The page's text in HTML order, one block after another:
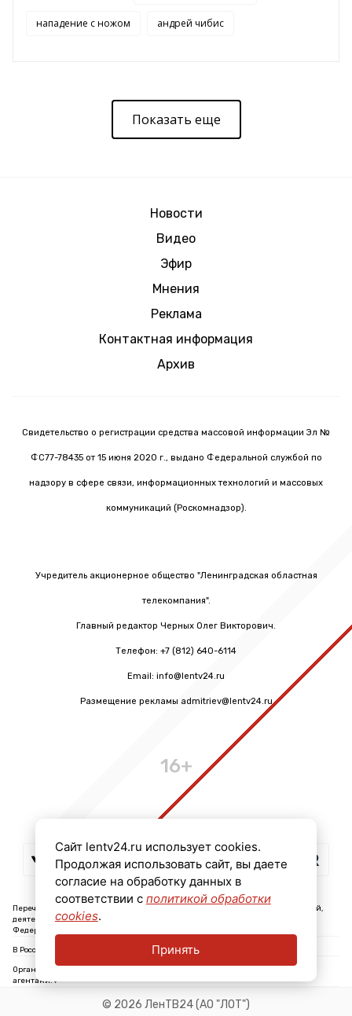
нападение с ножом андрей чибис
Показать еще
Новости
Видео
Эфир
Мнения
Реклама
Контактная информация
Архив
Свидетельство о регистрации средства массовой информации Эл №
ФС77-78435 от 15 июня 2020 г., выдано Федеральной службой по
надзору в сфере связи, информационных технологий и массовых
коммуникаций (Роскомнадзор).
Учредитель акционерное общество "Ленинградская областная
телекомпания".
Главный редактор Черных Олег Викторович.
Телефон: +7 (812) 640-6114
Email: info@lentv24.ru
Размещение рекламы admitriev@lentv24.ru
16+
Перечень иностранных и международных неправительственных организаций,
деятельность которых признана нежелательной на территории Российской
Федерации: ↓
В России признаны экстремистскими и запрещены организации: ↓
Организации, СМИ и физические лица, признанные в России иностранными
агентами: ↓
© 2026 ЛенТВ24 (АО "ЛОТ")
Сайт lentv24.ru использует cookies.
Продолжая использовать сайт, вы даете
согласие на обработку данных в
соответствии с политикой обработки
cookies.
Принять